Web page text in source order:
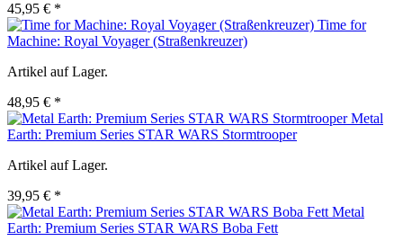
45,95 € *
Time for
Machine: Royal Voyager (Straßenkreuzer)
Artikel auf Lager.
48,95 € *
Metal
Earth: Premium Series STAR WARS Stormtrooper
Artikel auf Lager.
39,95 € *
Metal
Earth: Premium Series STAR WARS Boba Fett